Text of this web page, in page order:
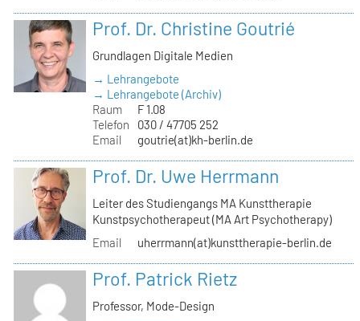
Prof. Dr. Christine Goutrié
Grundlagen Digitale Medien
→ Lehrangebote
→ Lehrangebote (Archiv)
Raum
F 1.08
Telefon
030 / 47705 252
Email
goutrie(at)kh-berlin.de
Prof. Dr. Uwe Herrmann
Leiter des Studiengangs MA Kunsttherapie
Kunstpsychotherapeut (MA Art Psychotherapy)
Email
uherrmann(at)kunsttherapie-berlin.de
Prof. Patrick Rietz
Professor, Mode-Design